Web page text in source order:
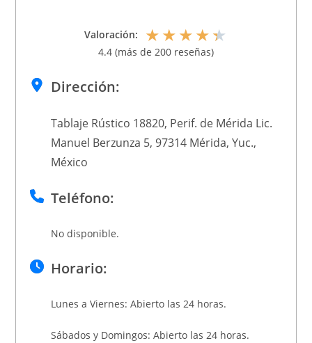
Valoración: ★★★★★
4.4 (más de 200 reseñas)
Dirección:
Tablaje Rústico 18820, Perif. de Mérida Lic.
Manuel Berzunza 5, 97314 Mérida, Yuc.,
México
Teléfono:
No disponible.
Horario:
Lunes a Viernes: Abierto las 24 horas.
Sábados y Domingos: Abierto las 24 horas.